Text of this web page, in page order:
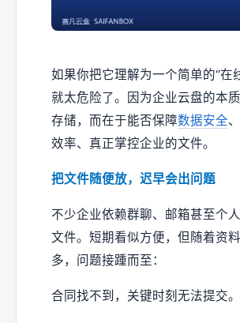
如果你把它理解为一个简单的“在
就太危险了。因为企业云盘的本
存储，而在于能否保障数据安全
效率、真正掌控企业的文件。
把文件随便放，迟早会出问题
不少企业依赖群聊、邮箱甚至个
文件。短期看似方便，但随着资
多，问题接踵而至：
合同找不到，关键时刻无法提交。